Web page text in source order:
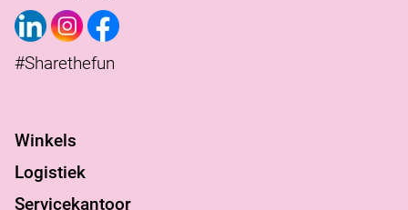
#Sharethefun
Winkels
Logistiek
Servicekantoor